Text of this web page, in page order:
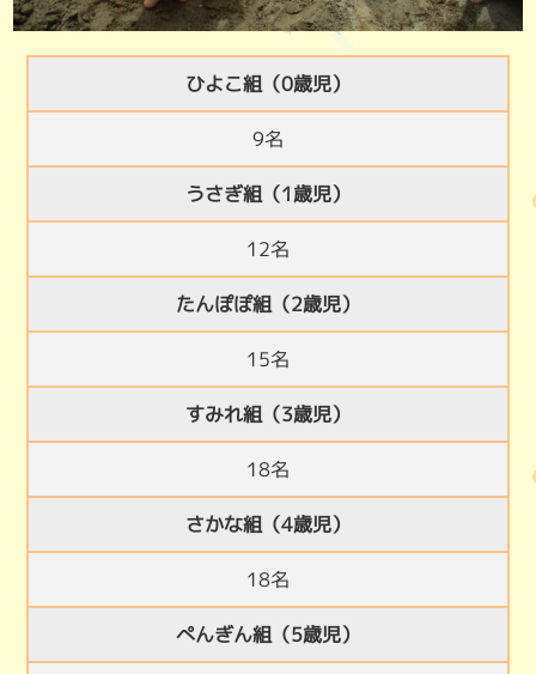
ひよこ組（0歳児）
9名
うさぎ組（1歳児）
12名
たんぽぽ組（2歳児）
15名
すみれ組（3歳児）
18名
さかな組（4歳児）
18名
ぺんぎん組（5歳児）